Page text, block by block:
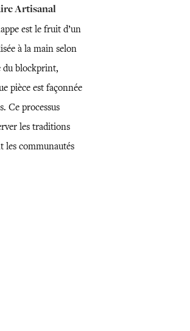
Artisanal
est le fruit d’un
à la main selon
du blockprint,
pièce est façonnée
Ce processus
les traditions
les communautés